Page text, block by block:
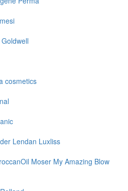
Goldwell
cosmetics
Lendan Luxliss
Moser My Amazing Blow